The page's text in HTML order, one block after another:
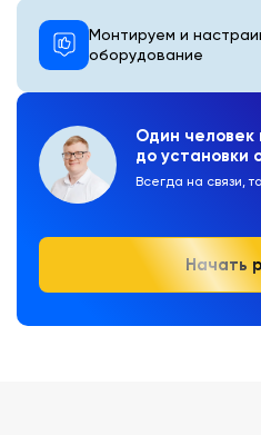
Один человек
до установки
Всегда на связи,
Начать
Монтируем и
оборудование